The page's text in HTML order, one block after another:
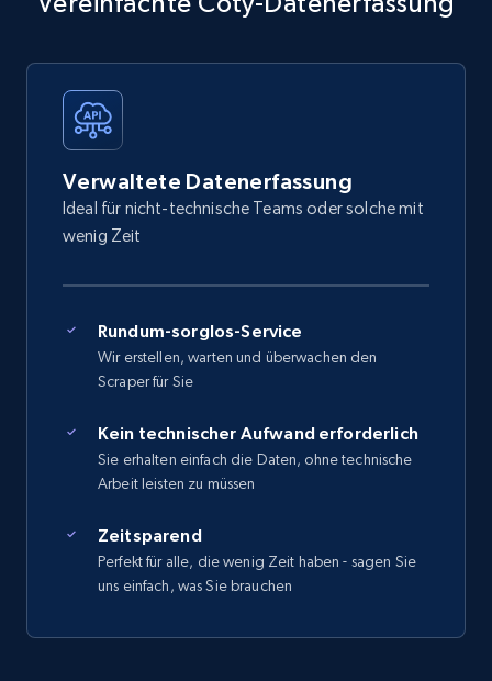
Verwaltete Datenerfassung
Ideal für nicht-technische Teams oder solche mit
wenig Zeit
Rundum-sorglos-Service
Wir erstellen, warten und überwachen den
Scraper für Sie
Kein technischer Aufwand erforderlich
Sie erhalten einfach die Daten, ohne technische
Arbeit leisten zu müssen
Zeitsparend
Perfekt für alle, die wenig Zeit haben - sagen Sie
uns einfach, was Sie brauchen